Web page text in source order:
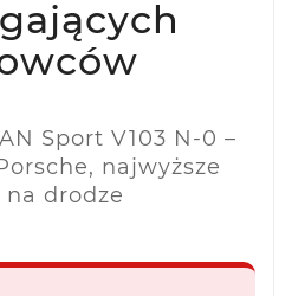
Sport V103 N-0 –
najwyższe
na drodze